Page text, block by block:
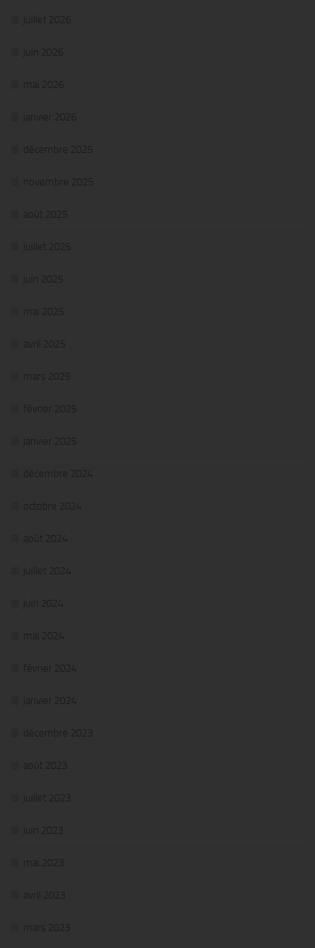
juillet 2026
juin 2026
mai 2026
janvier 2026
décembre 2025
novembre 2025
août 2025
juillet 2025
juin 2025
mai 2025
avril 2025
mars 2025
février 2025
janvier 2025
décembre 2024
octobre 2024
août 2024
juillet 2024
juin 2024
mai 2024
février 2024
janvier 2024
décembre 2023
août 2023
juillet 2023
juin 2023
mai 2023
avril 2023
mars 2023